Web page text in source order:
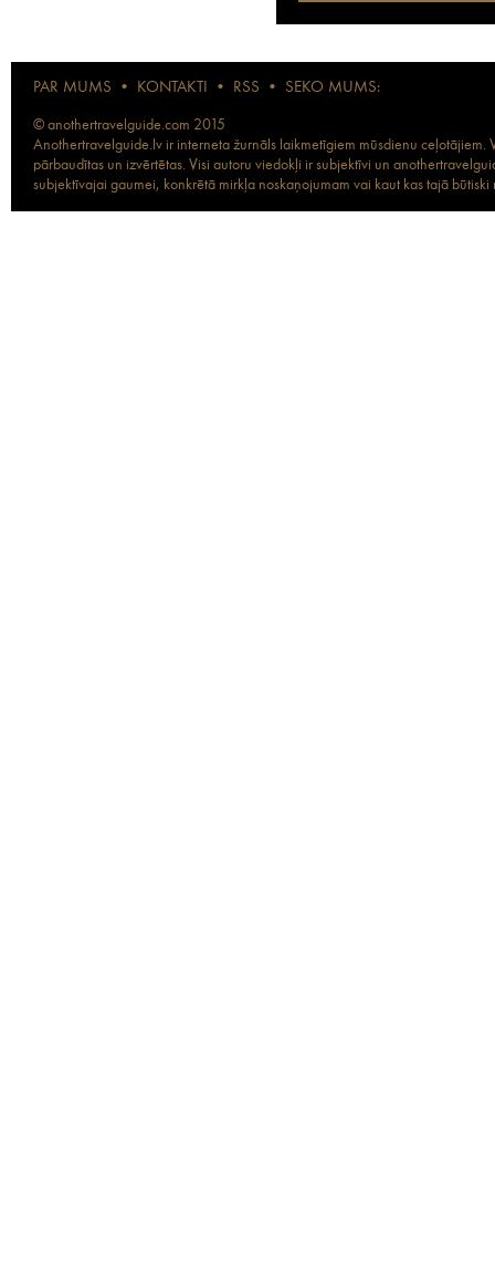
PAR MUMS • KONTAKTI • RSS • SEKO MUMS:
© anothertravelguide.com 2015
Anothertravelguide.lv ir interneta žurnāls laikmetīgiem mūsdienu
pārbaudītas un izvērtētas. Visi autoru viedokļi ir subjektīvi un
subjektīvajai gaumei, konkrētā mirkļa noskaņojumam vai kaut kas tajā